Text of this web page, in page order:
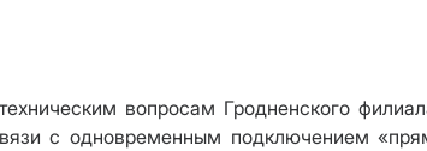
вопросам Гродненского
с одновременным подключением